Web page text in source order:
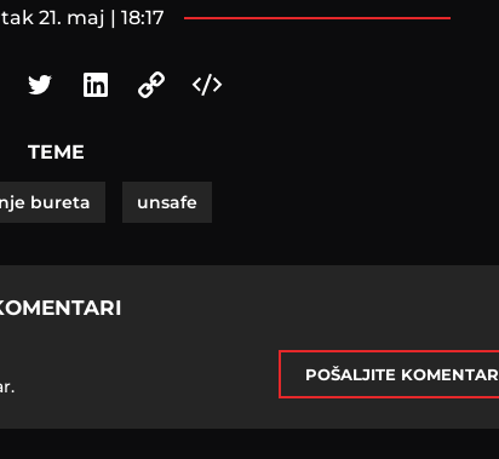
21. maj | 18:17
TEME
bureta unsafe
POŠALJITE KOMENTAR